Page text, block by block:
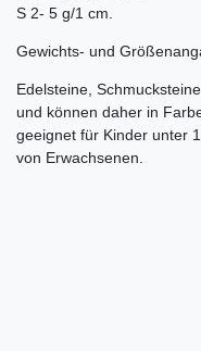
S 2- 5 g/1 cm.
Gewichts- und
Edelsteine,
und können daher in
geeignet für Kinder unter
von Erwachsenen.